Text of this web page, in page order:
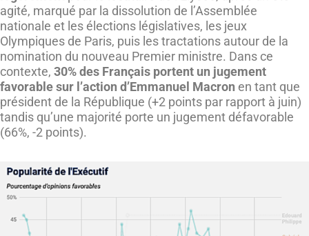
agité, marqué par la dissolution de l’Assemblée
nationale et les élections législatives, les jeux
Olympiques de Paris, puis les tractations autour de la
nomination du nouveau Premier ministre. Dans ce
contexte, 30% des Français portent un jugement
favorable sur l’action d’Emmanuel Macron en tant que
président de la République (+2 points par rapport à juin)
tandis qu’une majorité porte un jugement défavorable
(66%, -2 points).